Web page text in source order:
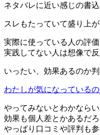
ネタバレに近い感じの書込
スレもたっていて盛り上が
実際に使っている人の評
実践してない人は想像で
いったい、効果あるのか判
わたしが気になっている
やってみないとわかならい
効果も個人差とかあるだ
やっぱり口コミや評判も参